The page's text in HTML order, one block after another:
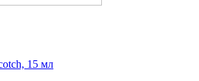
15 мл